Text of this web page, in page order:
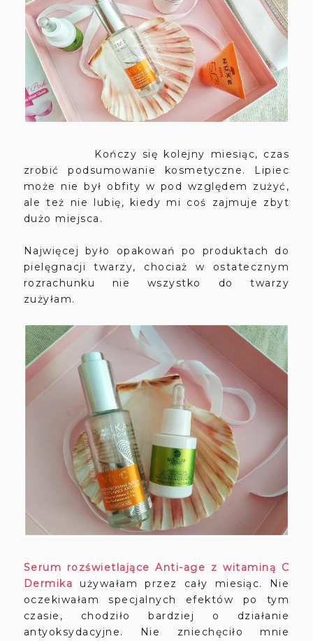
Kończy się kolejny miesiąc, czas
zrobić podsumowanie kosmetyczne. Lipiec
może nie był obfity w pod względem zużyć,
ale też nie lubię, kiedy mi coś zajmuje zbyt
dużo miejsca.
Najwięcej było opakowań po produktach do
pielęgnacji twarzy, chociaż w ostatecznym
rozrachunku nie wszystko do twarzy
zużyłam.
Serum rozświetlające Anti-age z witaminą C
Dermika używałam przez cały miesiąc. Nie
oczekiwałam specjalnych efektów po tym
czasie, chodziło bardziej o działanie
antyoksydacyjne. Nie zniechęciło mnie